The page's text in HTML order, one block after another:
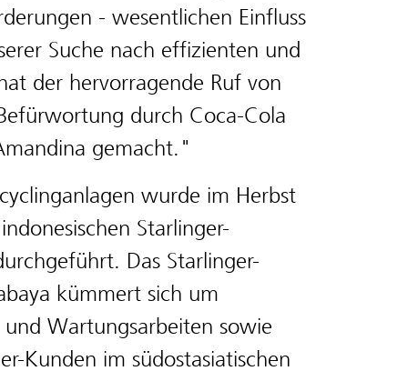
- wesentlichen Einfluss
Suche nach effizienten und
der hervorragende Ruf von
durch Coca-Cola
gemacht."
wurde im Herbst
Starlinger-
Das Starlinger-
kümmert sich um
Wartungsarbeiten sowie
Kunden im südostasiatischen